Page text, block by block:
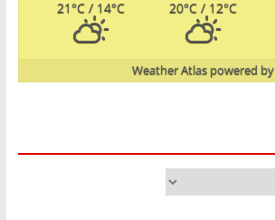
20°C / 12°C
21°C / 14°C
powered by
Weather Atlas